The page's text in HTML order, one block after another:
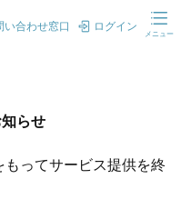
い合わせ窓口 ログイン
メニュー
らせ
もってサービス提供を終